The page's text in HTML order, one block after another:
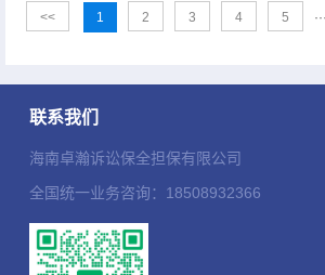
<< 1 2 3 4 5 ···
联系我们
海南卓瀚诉讼保全担保有限公司
全国统一业务咨询：18508932366